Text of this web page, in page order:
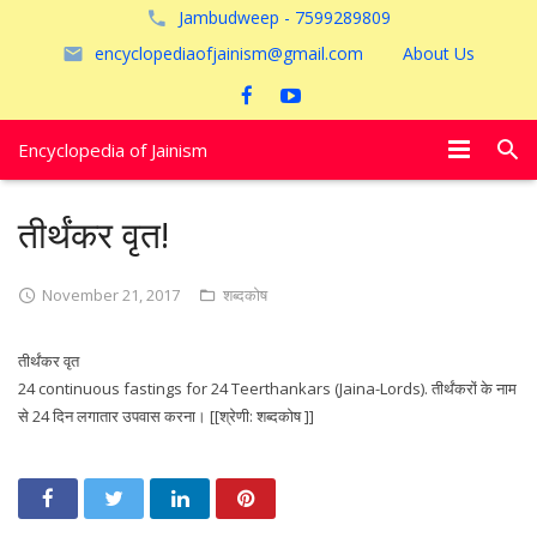
Jambudweep - 7599289809
encyclopediaofjainism@gmail.com
About Us
Encyclopedia of Jainism
अयोध्या
तीर्थंकर वृत!
November 21, 2017 शब्दकोष
तीर्थंकर वृत
24 continuous fastings for 24 Teerthankars (Jaina-Lords). तीर्थंकरों के नाम
से 24 दिन लगातार उपवास करना। [[श्रेणी: शब्दकोष ]]